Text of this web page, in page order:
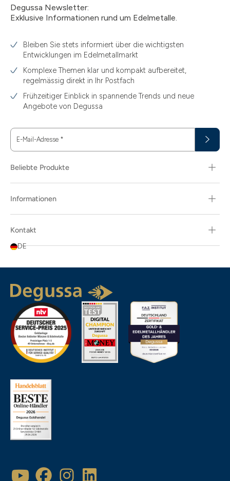
Degussa Newsletter:
Exklusive Informationen rund um Edelmetalle.
Bleiben Sie stets informiert über die wichtigsten
Entwicklungen im Edelmetallmarkt
Komplexe Themen klar und kompakt aufbereitet,
regelmässig direkt in Ihr Postfach
Frühzeitiger Einblick in spannende Trends und neue
Angebote von Degussa
E-Mail-Adresse *
Beliebte Produkte
Informationen
Kontakt
DE